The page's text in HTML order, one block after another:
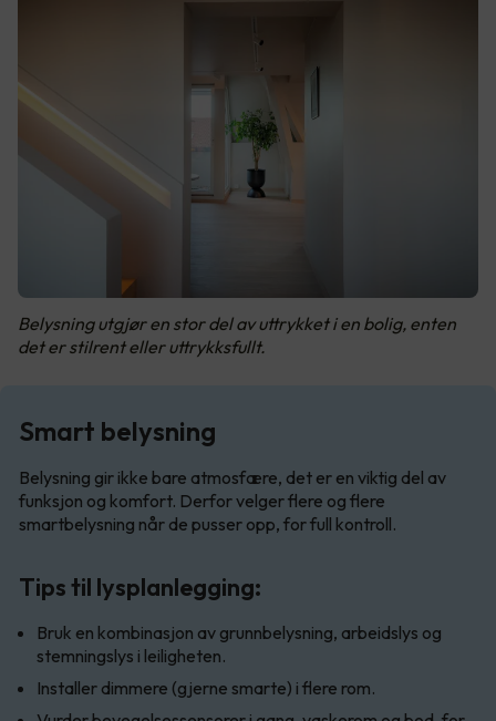
Belysning utgjør en stor del av uttrykket i en bolig, enten
det er stilrent eller uttrykksfullt.
Smart belysning
Belysning gir ikke bare atmosfære, det er en viktig del av
funksjon og komfort. Derfor velger flere og flere
smartbelysning når de pusser opp, for full kontroll.
Tips til lysplanlegging:
Bruk en kombinasjon av grunnbelysning, arbeidslys og
stemningslys i leiligheten.
Installer dimmere (gjerne smarte) i flere rom.